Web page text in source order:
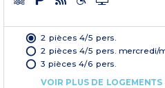
2 pièces 4/5 pers.
2 pièces 4/5 pers. mercredi/
3 pièces 4/6 pers.
VOIR PLUS DE LOGEMENTS